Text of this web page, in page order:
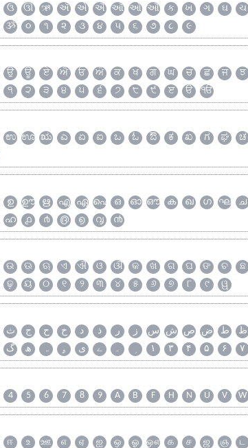
ઉ ઊ ઋ ઍ એ ઐ ઑ ઓ ઔ ક ખ ગ ઘ ચ
ૐ ૦ ૧ ૨ ૩ ૪ ૫ ૬ ૭ ૮ ૯
ਉ ਊ ਏ ਐ ਓ ਔ ਕ ਖ ਗ ਘ ਚ ਛ ਜ ਝ
੧ ੨ ੩ ੪ ੫ ੬ ੭ ੮ ੯ ੲ ੳ ੴ
ಉ ಊ ಋ ಎ ಏ ಐ ಒ ಓ ಔ ಕ ಖ ಗ ಘ ಚ
ഉ ഊ ഋ എ ഏ ഐ ഒ ഓ ഔ ക ഖ ഗ ഘ ച
ഹ ൧ ൪ ൫ ൭ ൮ ൯
ଉ ଊ ଋ ଏ ଐ ଓ ଔ କ ଖ ଗ ଘ ଙ ଚ ଛ
ଢ଼ ୟ ୦ ୧ ୨ ୩ ୪ ୫ ୬ ୭ ୮ ୯ ୱ
ث ج ح خ د ذ ر ز س ش ص ض ط ظ
گ ھ ہ ۄ ی ے ۔ ۱ ۳ ۴ ۵ ۶ ۷
4 5 6 7 8 9 A B F H N U V W
ஈ உ ஊ எ ஏ ஐ ஒ ஓ ஔ க ச ஜ ஞ ட